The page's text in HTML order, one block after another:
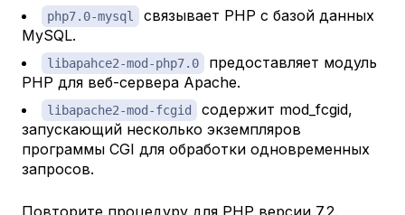
php7.0-mysql
связывает PHP с базой данных
MySQL.
libapahce2-mod-php7.0
предоставляет модуль
PHP для веб-сервера Apache.
libapache2-mod-fcgid
содержит mod_fcgid,
запускающий несколько экземпляров
программы CGI для обработки одновременных
запросов.